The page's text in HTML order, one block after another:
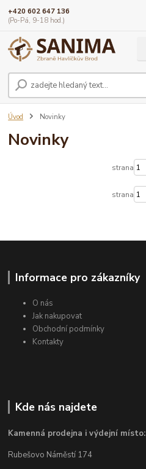
+420 602 647 136
(Po-Pá, 9-18 hod.)
Úvod Novinky
Novinky
strana
strana
Informace pro zákazníky
O nás
Jak nakupovat
Obchodní podmínky
Kontakty
Kde nás najdete
Kamenná prodejna i výdejní místo:
Rubešovo Náměstí 174